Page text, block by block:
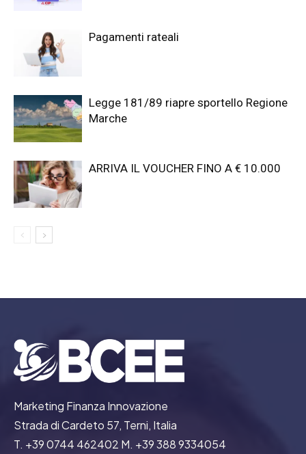
Pagamenti rateali
Legge 181/89 riapre sportello Regione
Marche
ARRIVA IL VOUCHER FINO A € 10.000
Marketing Finanza Innovazione
Strada di Cardeto 57, Terni, Italia
T. +39 0744 462402 M. +39 388 9334054